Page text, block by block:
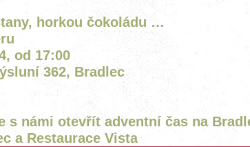
horkou čokoládu …
od 17:00
362, Bradlec
s námi otevřít adventní čas na
a Restaurace Vista